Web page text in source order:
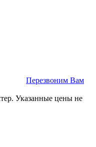
Перезвоним Вам
Указанные цены не